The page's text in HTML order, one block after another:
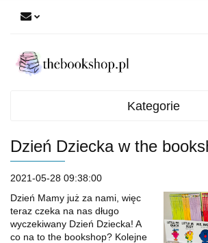
Kategorie
Dzień Dziecka w the
2021-05-28 09:38:00
Dzień Mamy już za nami, więc
teraz czeka na nas długo
wyczekiwany Dzień Dziecka! A
co na to the bookshop? Kolejne